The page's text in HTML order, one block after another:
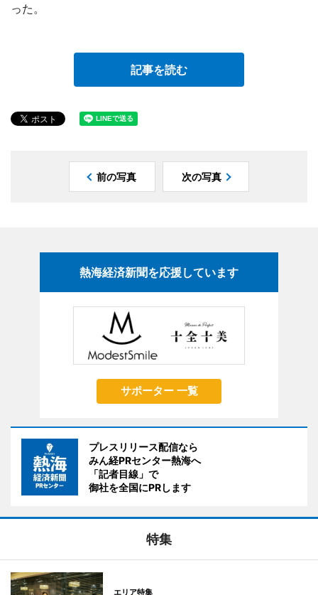
った。
記事を読む
前の写真 次の写真
熱海経済新聞を応援しています
サポーター 一覧
プレスリリース配信なら
みん経PRセンター熱海へ
「記者目線」で
御社を全国にPRします
特集
エリア特集